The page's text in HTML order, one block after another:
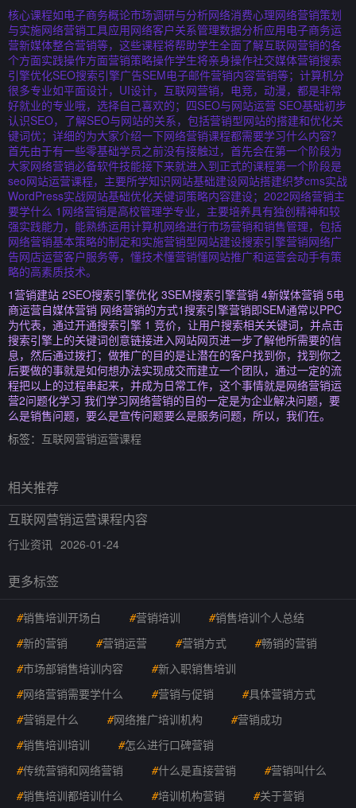
核心课程如电子商务概论市场调研与分析网络消费心理网络营销策划
与实施网络营销工具应用网络客户关系管理数据分析应用电子商务运
营新媒体整合营销等，这些课程将帮助学生全面了解互联网营销的各
个方面实践操作方面营销策略操作学生将亲身操作社交媒体营销搜索
引擎优化SEO搜索引擎广告SEM电子邮件营销内容营销等；计算机分
很多专业如平面设计，UI设计，互联网营销，电竞，动漫，都是非常
好就业的专业哦，选择自己喜欢的；四SEO与网站运营 SEO基础初步
认识SEO，了解SEO与网站的关系，包括营销型网站的搭建和优化关
键词优；详细的为大家介绍一下网络营销课程都需要学习什么内容？
首先由于有一些零基础学员之前没有接触过，首先会在第一个阶段为
大家网络营销必备软件技能接下来就进入到正式的课程第一个阶段是
seo网站运营课程，主要所学知识网站基础建设网站搭建织梦cms实战
WordPress实战网站基础优化关键词策略内容建设；2022网络营销主
要学什么 1网络营销是高校管理学专业，主要培养具有独创精神和较
强实践能力，能熟练运用计算机网络进行市场营销和销售管理，包括
网络营销基本策略的制定和实施营销型网站建设搜索引擎营销网络广
告网店运营客户服务等，懂技术懂营销懂网站推广和运营会动手有策
略的高素质技术。
1营销建站 2SEO搜索引擎优化 3SEM搜索引擎营销 4新媒体营销 5电
商运营自媒体营销 网络营销的方式1搜索引擎营销即SEM通常以PPC
为代表，通过开通搜索引擎 1 竞价，让用户搜索相关关键词，并点击
搜索引擎上的关键词创意链接进入网站网页进一步了解他所需要的信
息，然后通过拨打；做推广的目的是让潜在的客户找到你，找到你之
后要做的事就是如何想办法实现成交而建立一个团队，通过一定的流
程把以上的过程串起来，并成为日常工作，这个事情就是网络营销运
营2问题化学习 我们学习网络营销的目的一定是为企业解决问题，要
么是销售问题，要么是宣传问题要么是服务问题，所以，我们在。
标签： 互联网营销运营课程
相关推荐
互联网营销运营课程内容
行业资讯 2026-01-24
更多标签
#销售培训开场白 #营销培训 #销售培训个人总结
#新的营销 #营销运营 #营销方式 #畅销的营销
#市场部销售培训内容 #新入职销售培训
#网络营销需要学什么 #营销与促销 #具体营销方式
#营销是什么 #网络推广培训机构 #营销成功
#销售培训培训 #怎么进行口碑营销
#传统营销和网络营销 #什么是直接营销 #营销叫什么
#销售培训都培训什么 #培训机构营销 #关于营销